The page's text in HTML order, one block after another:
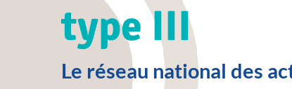
type III
Le réseau national des